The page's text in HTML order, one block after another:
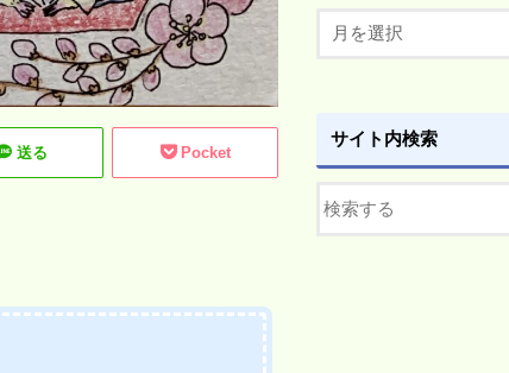
送る Pocket
サイト内検索